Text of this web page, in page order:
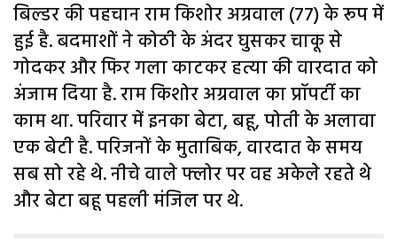
बिल्डर की पहचान राम किशोर अग्रवाल (77) के रूप में
हुई है. बदमाशों ने कोठी के अंदर घुसकर चाकू से
गोदकर और फिर गला काटकर हत्या की वारदात को
अंजाम दिया है. राम किशोर अग्रवाल का प्रॉपर्टी का
काम था. परिवार में इनका बेटा, बहू, पोती के अलावा
एक बेटी है. परिजनों के मुताबिक, वारदात के समय
सब सो रहे थे. नीचे वाले फ्लोर पर वह अकेले रहते थे
और बेटा बहू पहली मंजिल पर थे.